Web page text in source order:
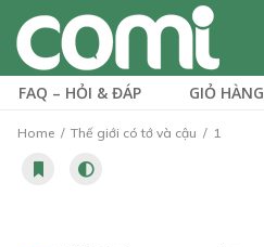
FAQ – HỎI & ĐÁP GIỎ HÀNG
Home Thế giới có tớ và cậu 1